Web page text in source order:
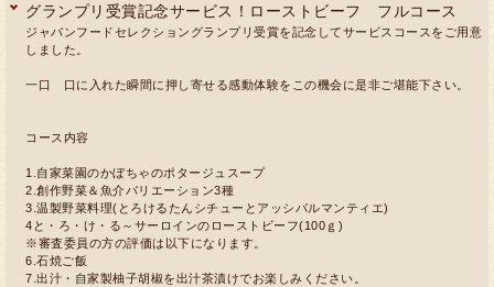
グランプリ受賞記念サービス！ローストビーフ フルコース
ジャパンフードセレクショングランプリ受賞を記念してサービスコースをご用意
しました。
一口 口に入れた瞬間に押し寄せる感動体験をこの機会に是非ご堪能下さい。
コース内容
1.自家菜園のかぼちゃのポタージュスープ
2.創作野菜＆魚介バリエーション3種
3.温製野菜料理(とろけるたんシチューとアッシパルマンティエ)
4と・ろ・け・る～サーロインのローストビーフ(100ｇ)
※審査委員の方の評価は以下になります。
6.石焼ご飯
7.出汁・自家製柚子胡椒を出汁茶漬けでお楽しみください。